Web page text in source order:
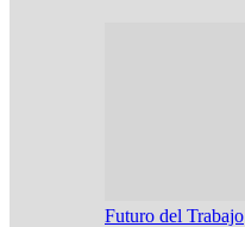
Futuro del Trabajo